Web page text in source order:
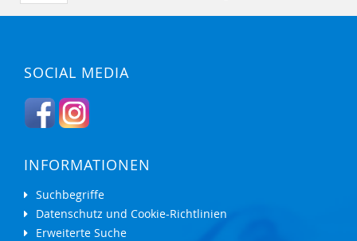
SOCIAL MEDIA
INFORMATIONEN
Suchbegriffe
Datenschutz und Cookie-Richtlinien
Erweiterte Suche